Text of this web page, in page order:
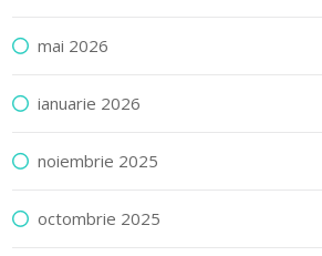
mai 2026
ianuarie 2026
noiembrie 2025
octombrie 2025